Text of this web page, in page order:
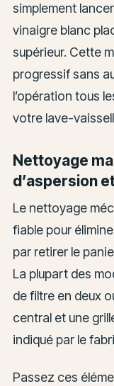
simplement
vinaigre blanc
supérieur. Cette
progressif sans
l’opération tous
votre lave-
Nettoyage
d’aspersion
Le nettoyage
fiable pour
par retirer le
La plupart des
de filtre en deux
central et une
indiqué par le
Passez ces